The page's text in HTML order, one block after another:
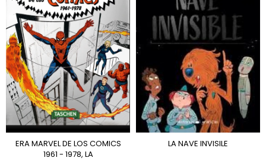
ERA MARVEL DE LOS COMICS
1961 - 1978, LA
LA NAVE INVISILE